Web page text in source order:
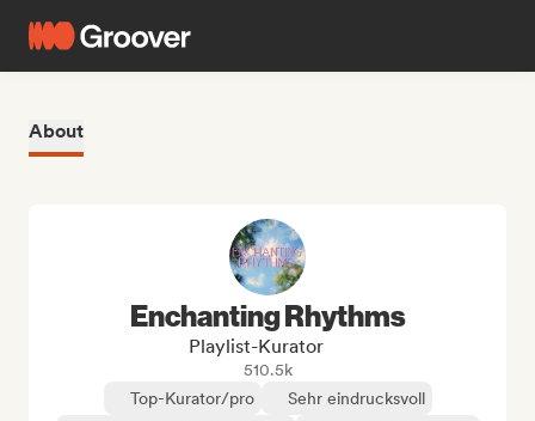
About
Enchanting Rhythms
Playlist-Kurator
510.5k
Top-Kurator/pro
Sehr eindrucksvoll